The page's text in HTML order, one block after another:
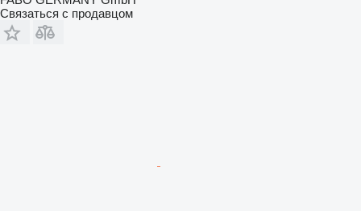
Связаться с продавцом